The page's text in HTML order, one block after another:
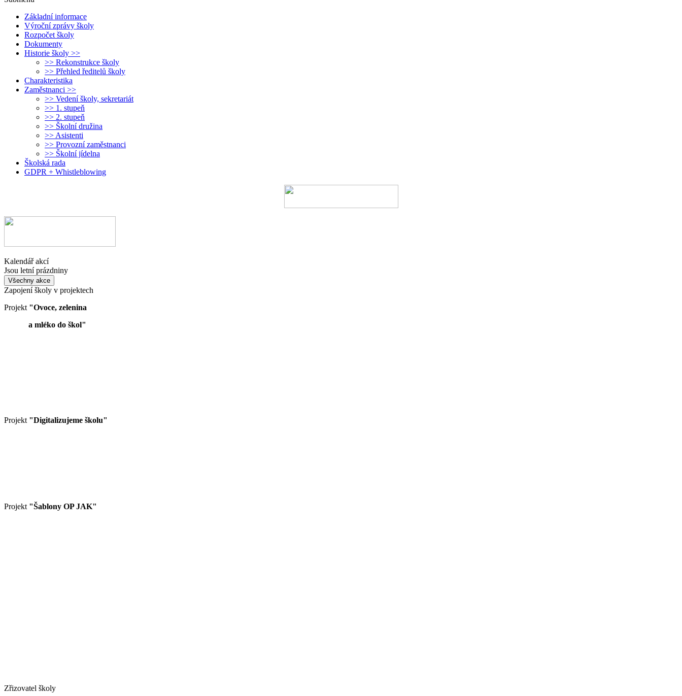
Základní informace
Výroční zprávy školy
Rozpočet školy
Dokumenty
Historie školy >>
>> Rekonstrukce školy
>> Přehled ředitelů školy
Charakteristika
Zaměstnanci >>
>> Vedení školy, sekretariát
>> 1. stupeň
>> 2. stupeň
>> Školní družina
>> Asistenti
>> Provozní zaměstnanci
>> Školní jídelna
Školská rada
GDPR + Whistleblowing
Kalendář akcí
Jsou letní prázdniny
Všechny akce
Zapojení školy v projektech
Projekt "Ovoce, zelenina
a mléko do škol"
Projekt "Digitalizujeme školu"
Projekt "Šablony OP JAK"
Zřizovatel školy